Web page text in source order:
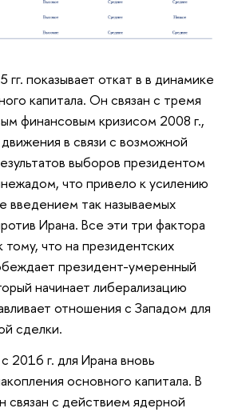
показывает откат в в динамике
капитала. Он связан с тремя
финансовым кризисом 2008 г.,
в связи с возможной
выборов президентом
что привело к усилению
введением так называемых
Ирана. Все эти три фактора
что на президентских
президент-умеренный
начинает либерализацию
отношения с Западом для
сделки.
2016 г. для Ирана вновь
основного капитала. В
связан с действием ядерной